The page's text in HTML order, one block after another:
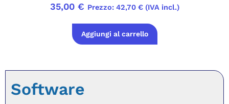
Software
35,00 € Prezzo: 42,70 €(IVA incl.)
Aggiungi al carrello